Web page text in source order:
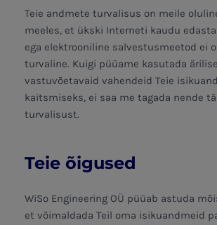
Teie andmete turvalisus on meile
meeles, et ükski Interneti kaudu
ega elektrooniline salvestusmeetod ei
turvaline. Kuigi püüame kasutada
vastuvõetavaid vahendeid Teie
kaitsmiseks, ei saa me tagada nende
turvalisust.
Teie õigused
WiSo Engineering OÜ püüab astuda
et võimaldada Teil oma isikuandmeid